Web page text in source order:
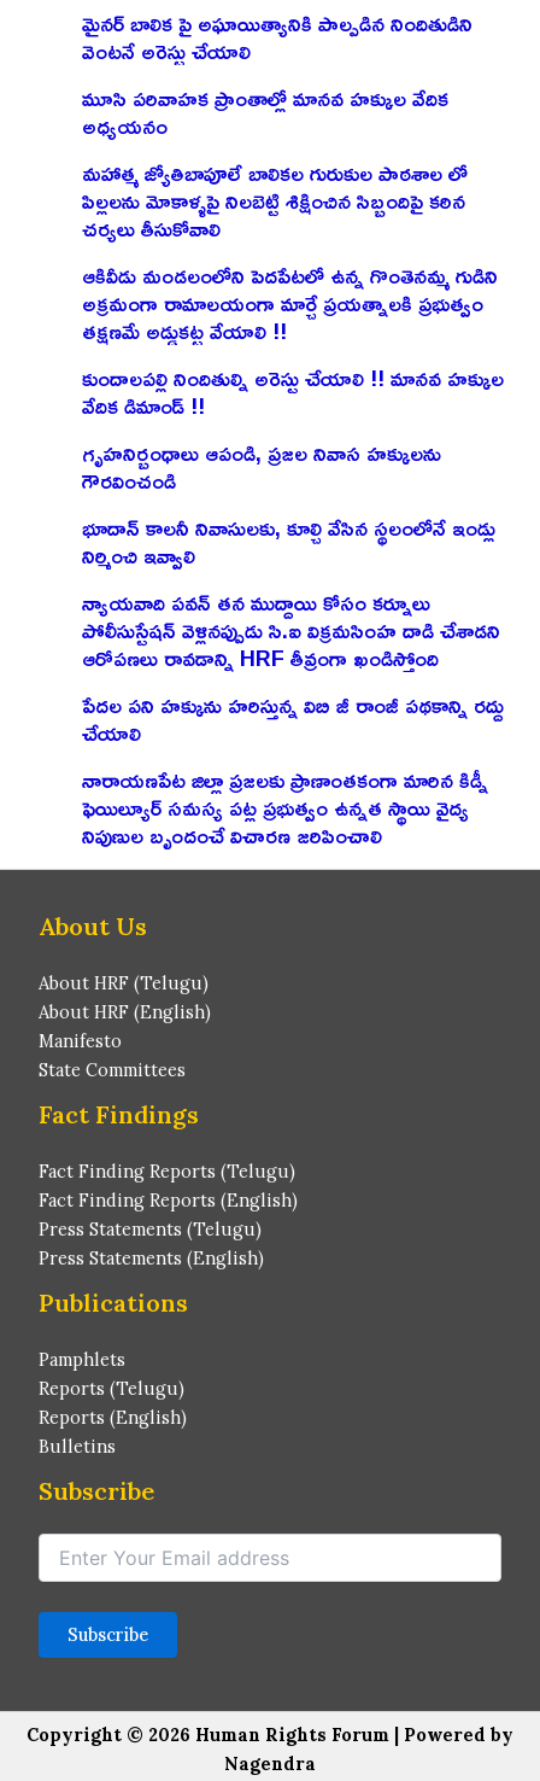
మైనర్ బాలిక పై అఘాయిత్యానికి పాల్పడిన నిందితుడిని
వెంటనే అరెస్టు చేయాలి
మూసి పరివాహక ప్రాంతాల్లో మానవ హక్కుల వేదిక
అధ్యయనం
మహాత్మ జ్యోతిబాపూలే బాలికల గురుకుల పాఠశాల లో
పిల్లలను మోకాళ్ళపై నిలబెట్టి శిక్షించిన సిబ్బందిపై కఠిన
చర్యలు తీసుకోవాలి
ఆకివీడు మండలంలోని పెదపేటలో ఉన్న గొంతెనమ్మ గుడిని
అక్రమంగా రామాలయంగా మార్చే ప్రయత్నాలకి ప్రభుత్వం
తక్షణమే అడ్డుకట్ట వేయాలి !!
కుందాలపల్లి నిందితుల్ని అరెస్టు చేయాలి !! మానవ హక్కుల
వేదిక డిమాండ్ !!
గృహనిర్బంధాలు ఆపండి, ప్రజల నివాస హక్కులను
గౌరవించండి
భూదాన్ కాలనీ నివాసులకు, కూల్చి వేసిన స్థలంలోనే ఇండ్లు
నిర్మించి ఇవ్వాలి
న్యాయవాది పవన్ తన ముద్దాయి కోసం కర్నూలు
పోలీసుస్టేషన్ వెళ్లినప్పుడు సి.ఐ విక్రమసింహ దాడి చేశాడని
ఆరోపణలు రావడాన్ని HRF తీవ్రంగా ఖండిస్తోంది
పేదల పని హక్కును హరిస్తున్న విబి జీ రాంజీ పథకాన్ని రద్దు
చేయాలి
నారాయణపేట జిల్లా ప్రజలకు ప్రాణాంతకంగా మారిన కిడ్నీ
ఫెయిల్యూర్ సమస్య పట్ల ప్రభుత్వం ఉన్నత స్థాయి వైద్య
నిపుణుల బృందంచే విచారణ జరిపించాలి
About Us
About HRF (Telugu)
About HRF (English)
Manifesto
State Committees
Fact Findings
Fact Finding Reports (Telugu)
Fact Finding Reports (English)
Press Statements (Telugu)
Press Statements (English)
Publications
Pamphlets
Reports (Telugu)
Reports (English)
Bulletins
Subscribe
Copyright © 2026 Human Rights Forum | Powered by
Nagendra